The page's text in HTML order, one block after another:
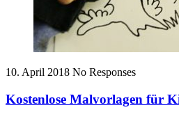
10. April 2018 No Responses
Kostenlose Malvorlagen für